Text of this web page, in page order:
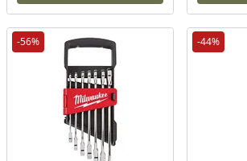
-56% -44%